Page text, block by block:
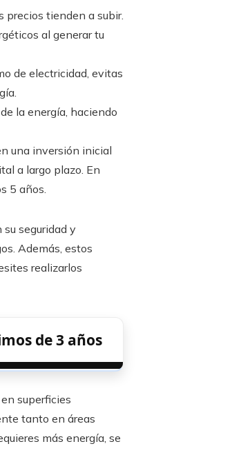
precios tienden a subir.
al generar tu
de electricidad, evitas
la energía, haciendo
una inversión inicial
a largo plazo. En
5 años.
su seguridad y
Además, estos
realizarlos
de 3 años
superficies
tanto en áreas
más energía, se